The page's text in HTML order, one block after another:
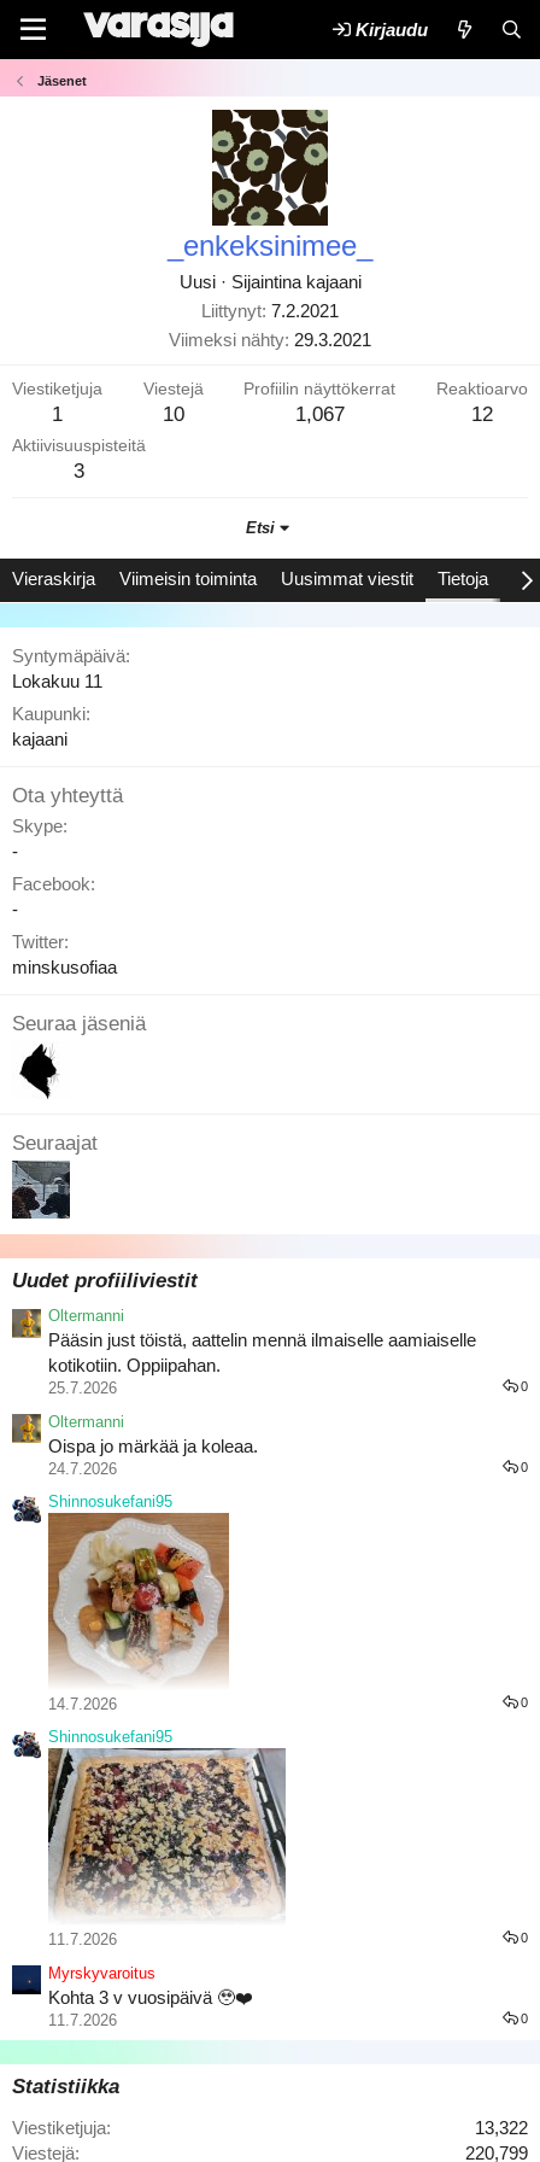
Kirjaudu
Jäsenet
_enkeksinimee_
Uusi · Sijaintina kajaani
Liittynyt 7.2.2021
Viimeksi nähty 29.3.2021
Viestiketjuja
1
Viestejä
10
Profiilin näyttökerrat
1,067
Reaktioarvo
12
Aktiivisuuspisteitä
3
Etsi
Vieraskirja Viimeisin toiminta Uusimmat viestit Tietoja
Syntymäpäivä
Lokakuu 11
Kaupunki
kajaani
Ota yhteyttä
Skype
-
Facebook
-
Twitter
minskusofiaa
Seuraa jäseniä
Seuraajat
Uudet profiiliviestit
Oltermanni
Pääsin just töistä, aattelin mennä ilmaiselle aamiaiselle
kotikotiin. Oppiipahan.
25.7.2026 0
Oltermanni
Oispa jo märkää ja koleaa.
24.7.2026 0
Shinnosukefani95
14.7.2026 0
Shinnosukefani95
Marjaisat juustokakku palat
11.7.2026 0
Myrskyvaroitus
Kohta 3 v vuosipäivä 🥹❤️
11.7.2026 0
Statistiikka
Viestiketjuja
13,322
Viestejä
220,799